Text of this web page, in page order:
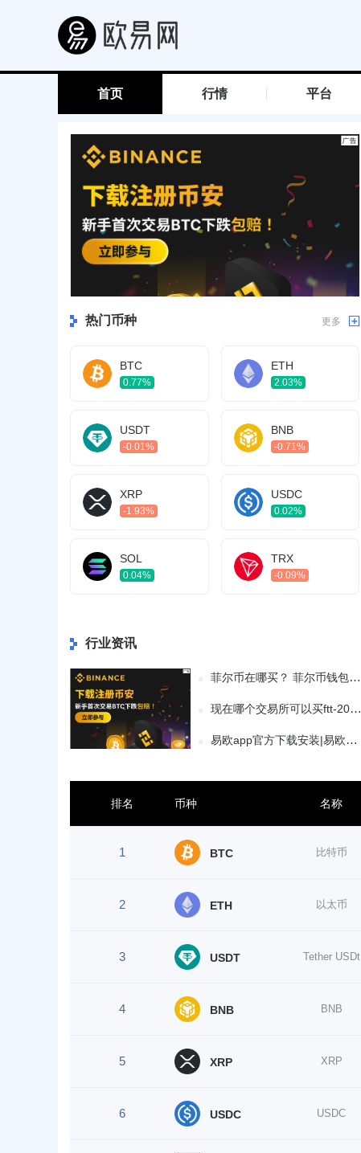
欧易官方
首页 行情 平台
热门币种 更多
BTC
0.77%
ETH
2.03%
USDT
-0.01%
BNB
-0.71%
XRP
-1.93%
USDC
0.02%
SOL
0.04%
TRX
-0.09%
行业资讯
菲尔币在哪买？ 菲尔币钱包官网地址查询v6.8.7
现在哪个交易所可以买ftt-2024最新榜
易欧app官方下载安装|易欧下载v6.9.0安卓版
排名 币种 名称
1 BTC 比特币
2 ETH 以太币
3 USDT Tether USDt
4 BNB BNB
5 XRP XRP
6 USDC USDC